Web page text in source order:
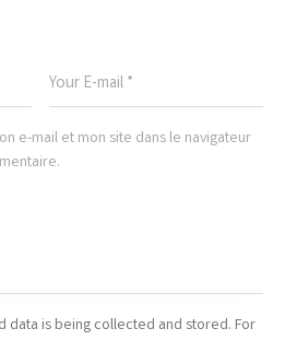
e-mail et mon site dans le navigateur
data is being collected and stored. For